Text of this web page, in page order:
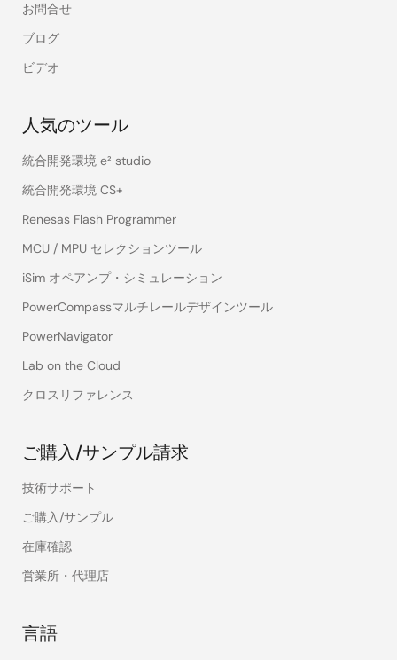
お問合せ
ブログ
ビデオ
人気のツール
統合開発環境 e² studio
統合開発環境 CS+
Renesas Flash Programmer
MCU / MPU セレクションツール
iSim オペアンプ・シミュレーション
PowerCompassマルチレールデザインツール
PowerNavigator
Lab on the Cloud
クロスリファレンス
ご購入/サンプル請求
技術サポート
ご購入/サンプル
在庫確認
営業所・代理店
言語